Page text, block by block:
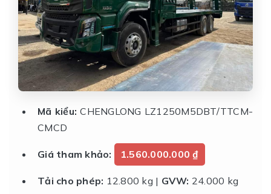
Mã kiểu: CHENGLONG LZ1250M5DBT/TTCM-
CMCD
Giá tham khảo: 1.560.000.000 ₫
Tải cho phép: 12.800 kg | GVW: 24.000 kg